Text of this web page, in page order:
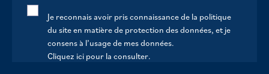
Je reconnais avoir pris connaissance de la politique
du site en matière de protection des données, et je
consens à l’usage de mes données.
Cliquez ici pour la consulter.